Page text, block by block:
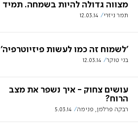
מצווה גדולה להיות בשמחה. תמיד
תמר ניזרי 12.03.14
'לשמוח זה כמו לעשות פיזיוטרפיה'
בני טוקר 12.03.14
עושים צחוק - איך נשפר את מצב
הרוח?
רבקה פרלמן, פנימה 5.03.14